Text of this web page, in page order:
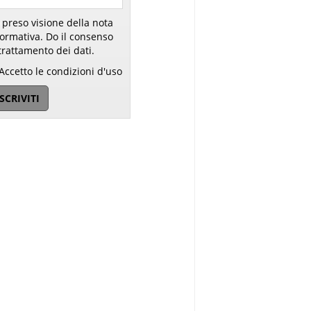
preso visione della nota
Do il consenso
dei dati.
le condizioni d'uso